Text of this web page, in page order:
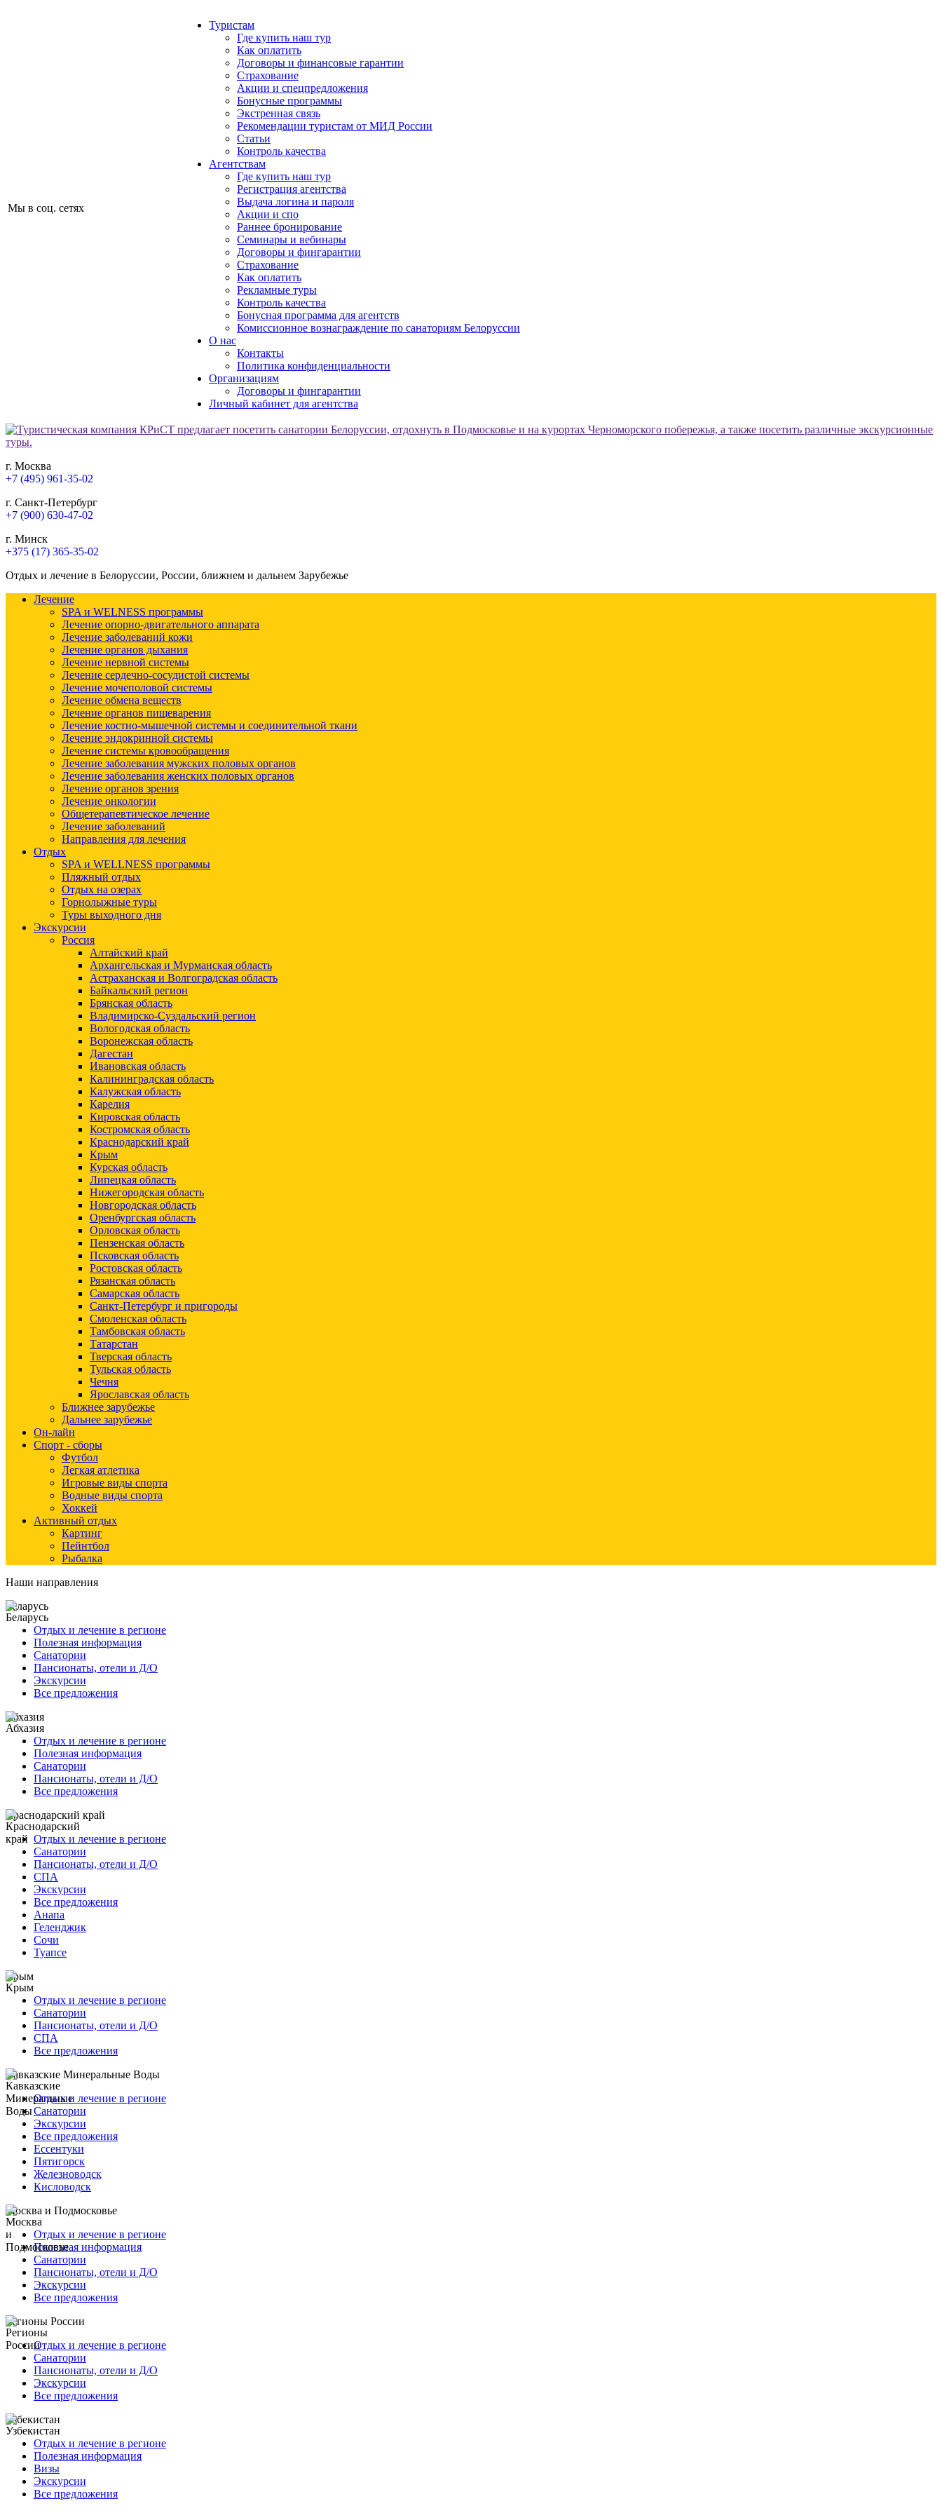
Мы в соц. сетях
Туристам
Где купить наш тур
Как оплатить
Договоры и финансовые гарантии
Страхование
Акции и спецпредложения
Бонусные программы
Экстренная связь
Рекомендации туристам от МИД России
Статьи
Контроль качества
Агентствам
Где купить наш тур
Регистрация агентства
Выдача логина и пароля
Акции и спо
Раннее бронирование
Семинары и вебинары
Договоры и фингарантии
Страхование
Как оплатить
Рекламные туры
Контроль качества
Бонусная программа для агентств
Комиссионное вознаграждение по санаториям Белоруссии
О нас
Контакты
Политика конфиденциальности
Организациям
Договоры и фингарантии
Личный кабинет для агентства
г. Москва
+7 (495) 961-35-02
г. Санкт-Петербург
+7 (900) 630-47-02
г. Минск
+375 (17) 365-35-02
Отдых и лечение в Белоруссии, России, ближнем и дальнем Зарубежье
Лечение
SPA и WELNESS программы
Лечение опорно-двигательного аппарата
Лечение заболеваний кожи
Лечение органов дыхания
Лечение нервной системы
Лечение сердечно-сосудистой системы
Лечение мочеполовой системы
Лечение обмена веществ
Лечение органов пищеварения
Лечение костно-мышечной системы и соединительной ткани
Лечение эндокринной системы
Лечение системы кровообращения
Лечение заболевания мужских половых органов
Лечение заболевания женских половых органов
Лечение органов зрения
Лечение онкологии
Общетерапевтическое лечение
Лечение заболеваний
Направления для лечения
Отдых
SPA и WELLNESS программы
Пляжный отдых
Отдых на озерах
Горнолыжные туры
Туры выходного дня
Экскурсии
Россия
Алтайский край
Архангельская и Мурманская область
Астраханская и Волгоградская область
Байкальский регион
Брянская область
Владимирско-Суздальский регион
Вологодская область
Воронежская область
Дагестан
Ивановская область
Калининградская область
Калужская область
Карелия
Кировская область
Костромская область
Краснодарский край
Крым
Курская область
Липецкая область
Нижегородская область
Новгородская область
Оренбургская область
Орловская область
Пензенская область
Псковская область
Ростовская область
Рязанская область
Самарская область
Санкт-Петербург и пригороды
Смоленская область
Тамбовская область
Татарстан
Тверская область
Тульская область
Чечня
Ярославская область
Ближнее зарубежье
Дальнее зарубежье
Он-лайн
Спорт - сборы
Футбол
Легкая атлетика
Игровые виды спорта
Водные виды спорта
Хоккей
Активный отдых
Картинг
Пейнтбол
Рыбалка
Наши направления
Беларусь
Отдых и лечение в регионе
Полезная информация
Санатории
Пансионаты, отели и Д/О
Экскурсии
Все предложения
Абхазия
Отдых и лечение в регионе
Полезная информация
Санатории
Пансионаты, отели и Д/О
Все предложения
Краснодарский край
Отдых и лечение в регионе
Санатории
Пансионаты, отели и Д/О
СПА
Экскурсии
Все предложения
Анапа
Геленджик
Сочи
Туапсе
Крым
Отдых и лечение в регионе
Санатории
Пансионаты, отели и Д/О
СПА
Все предложения
Кавказские Минеральные Воды
Отдых и лечение в регионе
Санатории
Экскурсии
Все предложения
Ессентуки
Пятигорск
Железноводск
Кисловодск
Москва и Подмосковье
Отдых и лечение в регионе
Полезная информация
Санатории
Пансионаты, отели и Д/О
Экскурсии
Все предложения
Регионы России
Отдых и лечение в регионе
Санатории
Пансионаты, отели и Д/О
Экскурсии
Все предложения
Узбекистан
Отдых и лечение в регионе
Полезная информация
Визы
Экскурсии
Все предложения